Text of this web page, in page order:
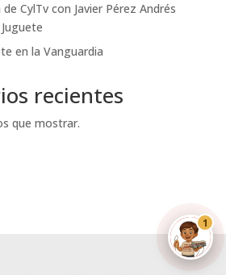
CylTv con Javier Pérez Andrés
en la Vanguardia
recientes
que mostrar.
1